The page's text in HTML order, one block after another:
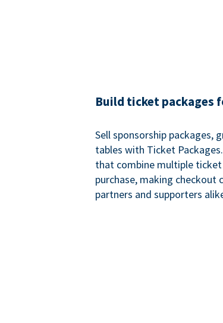
Build ticket packages
Sell sponsorship packages,
tables with Ticket
that combine multiple
purchase, making
partners and supporters